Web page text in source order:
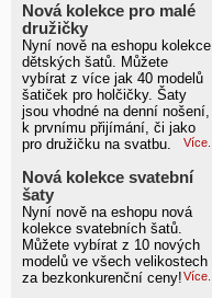
Nová kolekce pro malé
družičky
Nyní nově na eshopu kolekce
dětských šatů. Můžete
vybírat z více jak 40 modelů
šatiček pro holčičky. Šaty
jsou vhodné na denní nošení,
k prvnímu přijímání, či jako
pro družičku na svatbu.
Více..
Nová kolekce svatební
šaty
Nyní nově na eshopu nová
kolekce svatebních šatů.
Můžete vybírat z 10 nových
modelů ve všech velikostech
za bezkonkurenční ceny!Více..